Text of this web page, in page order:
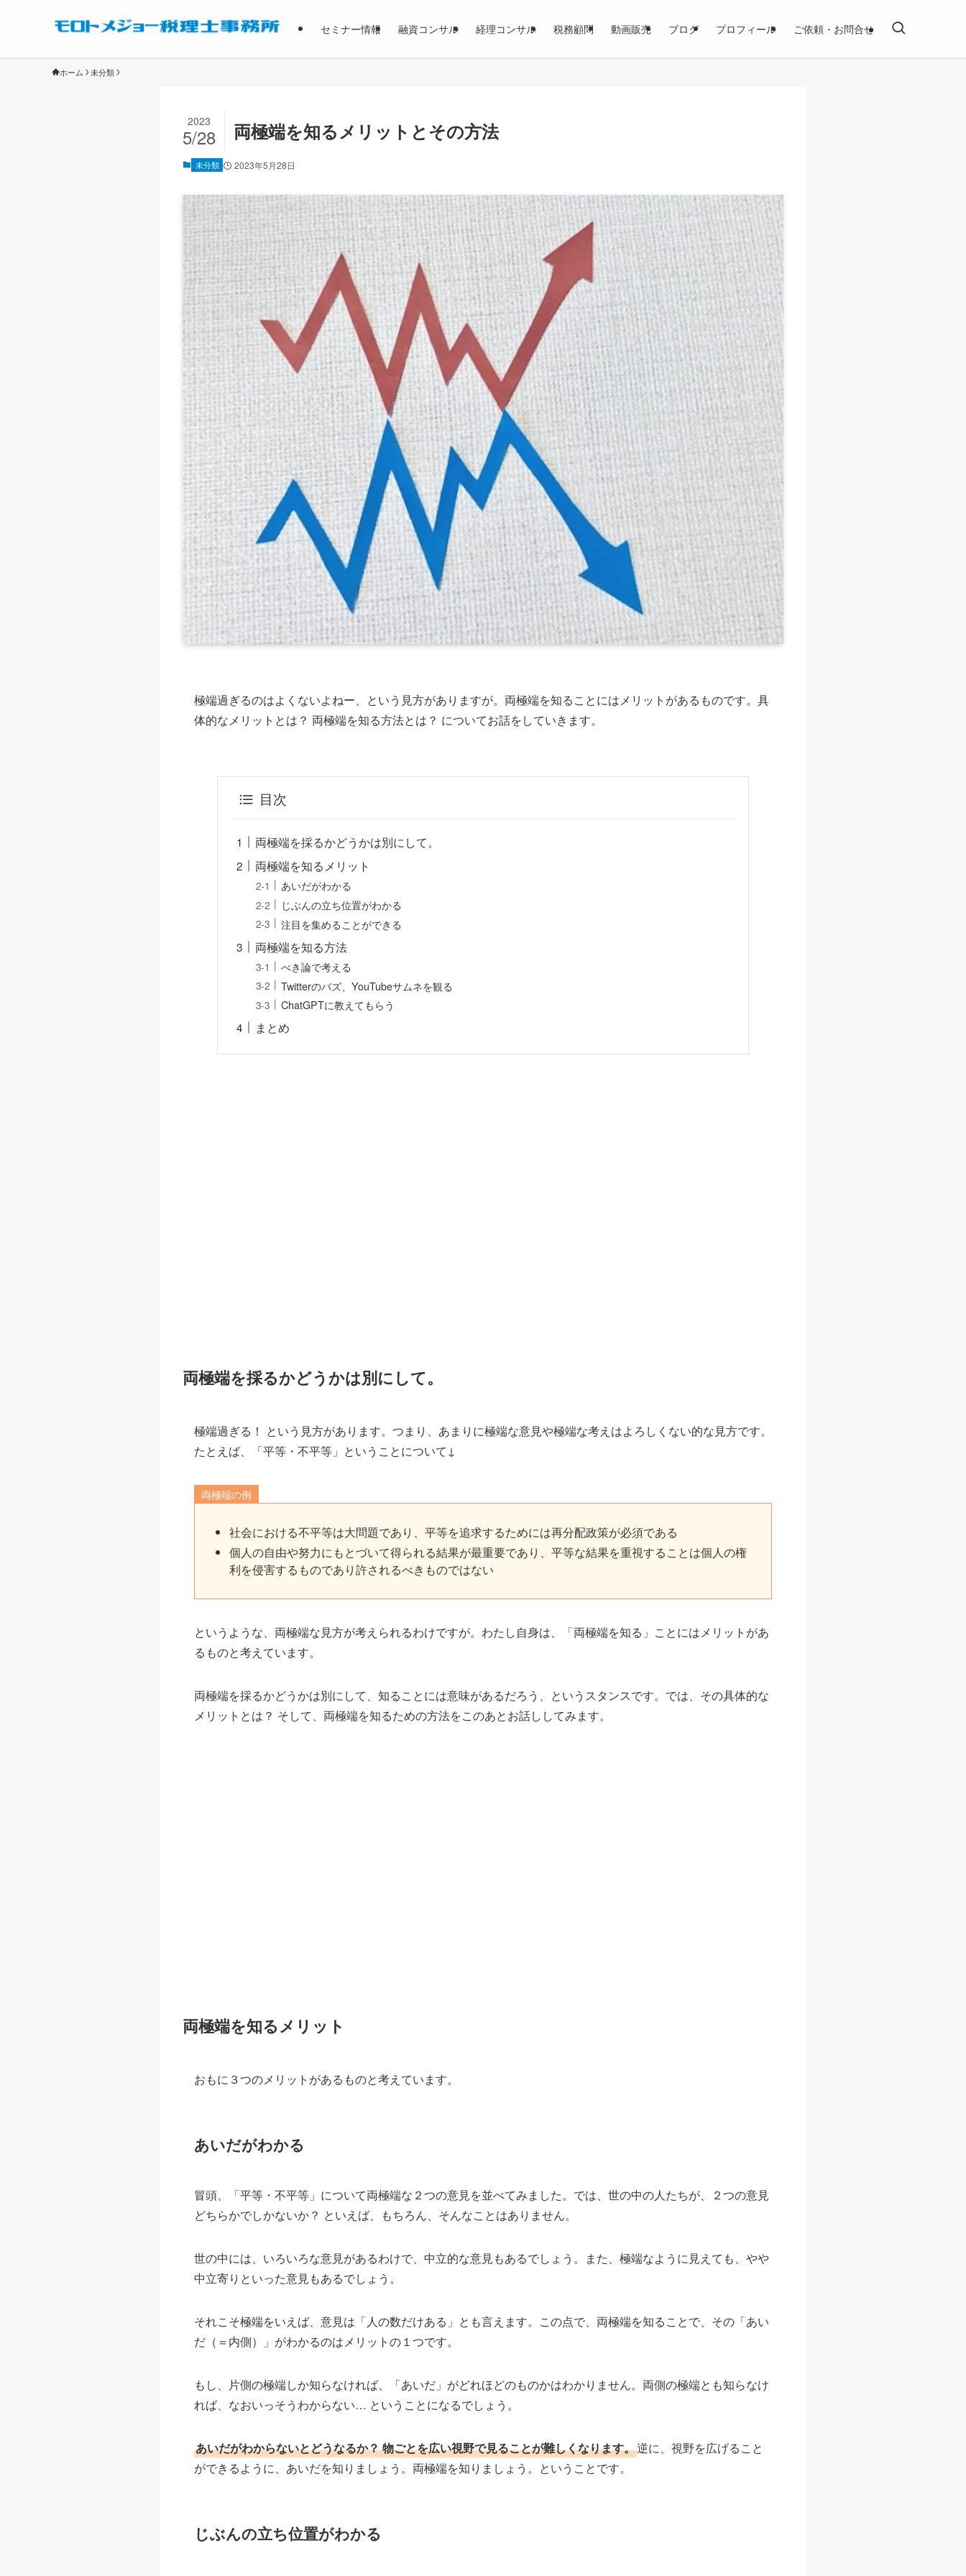
セミナー情報 融資コンサル 経理コンサル 税務顧問 動画販売 ブログ プロフィール ご依頼・お問合せ
ホーム 未分類
両極端を知るメリットとその方法
2023
5/28
未分類 2023年5月28日
極端過ぎるのはよくないよねー、という見方がありますが。両極端を知ることにはメリットがあるものです。具
体的なメリットとは？ 両極端を知る方法とは？ についてお話をしていきます。
目次
両極端を採るかどうかは別にして。
両極端を知るメリット
あいだがわかる
じぶんの立ち位置がわかる
注目を集めることができる
両極端を知る方法
べき論で考える
Twitterのバズ、YouTubeサムネを観る
ChatGPTに教えてもらう
まとめ
両極端を採るかどうかは別にして。
極端過ぎる！ という見方があります。つまり、あまりに極端な意見や極端な考えはよろしくない的な見方です。
たとえば、「平等・不平等」ということについて↓
両極端の例
社会における不平等は大問題であり、平等を追求するためには再分配政策が必須である
個人の自由や努力にもとづいて得られる結果が最重要であり、平等な結果を重視することは個人の権
利を侵害するものであり許されるべきものではない
というような、両極端な見方が考えられるわけですが。わたし自身は、「両極端を知る」ことにはメリットがあ
るものと考えています。
両極端を採るかどうかは別にして、知ることには意味があるだろう、というスタンスです。では、その具体的な
メリットとは？ そして、両極端を知るための方法をこのあとお話ししてみます。
両極端を知るメリット
おもに３つのメリットがあるものと考えています。
あいだがわかる
冒頭、「平等・不平等」について両極端な２つの意見を並べてみました。では、世の中の人たちが、２つの意見
どちらかでしかないか？ といえば、もちろん、そんなことはありません。
世の中には、いろいろな意見があるわけで、中立的な意見もあるでしょう。また、極端なように見えても、やや
中立寄りといった意見もあるでしょう。
それこそ極端をいえば、意見は「人の数だけある」とも言えます。この点で、両極端を知ることで、その「あい
だ（＝内側）」がわかるのはメリットの１つです。
もし、片側の極端しか知らなければ、「あいだ」がどれほどのものかはわかりません。両側の極端とも知らなけ
れば、なおいっそうわからない… ということになるでしょう。
あいだがわからないとどうなるか？ 物ごとを広い視野で見ることが難しくなります。逆に、視野を広げること
ができるように、あいだを知りましょう。両極端を知りましょう。ということです。
じぶんの立ち位置がわかる